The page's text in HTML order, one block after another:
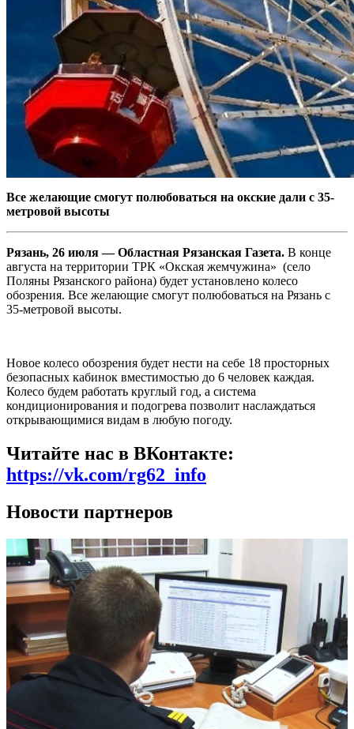
Все желающие смогут полюбоваться на окские дали с 35-
метровой высоты
Рязань, 26 июля — Областная Рязанская Газета. В конце
августа на территории ТРК «Окская жемчужина» (село
Поляны Рязанского района) будет установлено колесо
обозрения. Все желающие смогут полюбоваться на Рязань с
35-метровой высоты.
Новое колесо обозрения будет нести на себе 18 просторных
безопасных кабинок вместимостью до 6 человек каждая.
Колесо будем работать круглый год, а система
кондиционирования и подогрева позволит наслаждаться
открывающимися видам в любую погоду.
Читайте нас в ВКонтакте:
https://vk.com/rg62_info
Новости партнеров